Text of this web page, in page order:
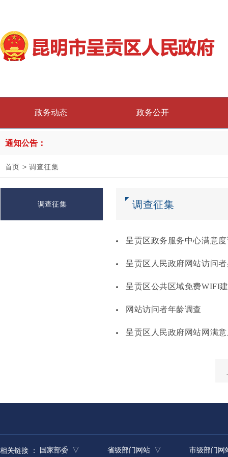
政务动态 政务公开
通知公告：
首页 > 调查征集
调查征集 调查征集
呈贡区政务服务中心满意
呈贡区人民政府网站访问
呈贡区公共区域免费WIFI
网站访问者年龄调查
呈贡区人民政府网站网满
相关链接 ： 国家部委 ▽ 省级部门网站 ▽ 市级部门